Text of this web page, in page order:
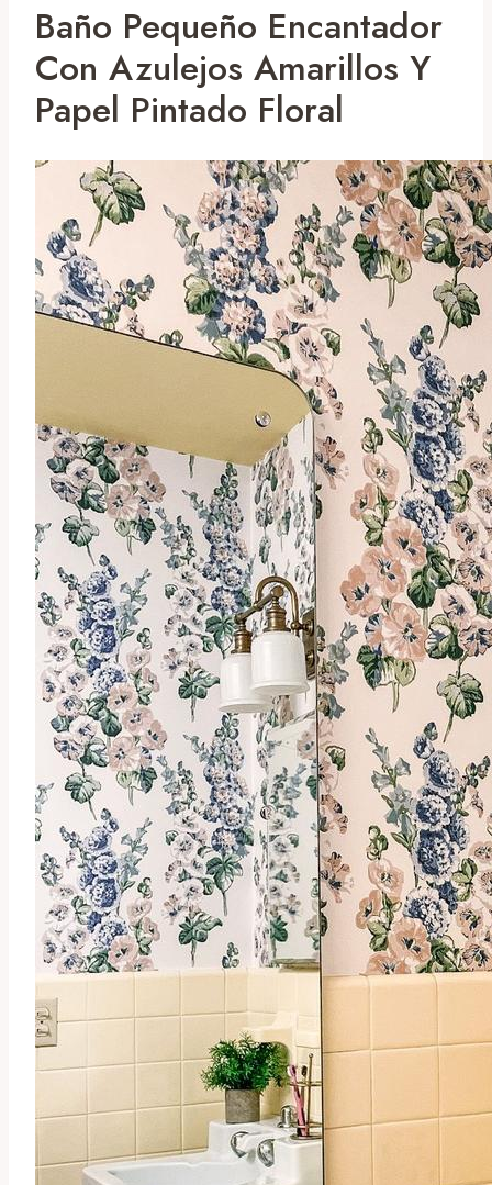
Baño Pequeño Encantador
Con Azulejos Amarillos Y
Papel Pintado Floral